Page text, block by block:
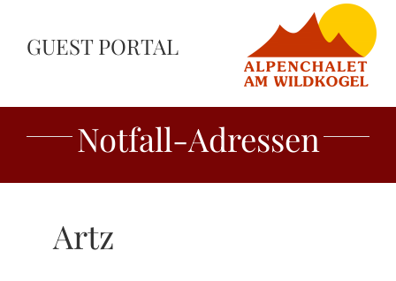
GUEST PORTAL
Notfall-Adressen
Artz